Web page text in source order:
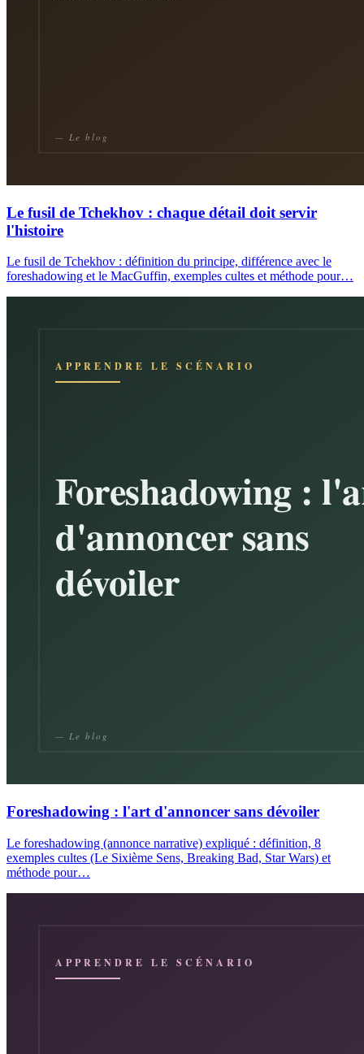
Le fusil de Tchekhov : chaque détail doit servir
l'histoire
Le fusil de Tchekhov : définition du principe, différence avec le
foreshadowing et le MacGuffin, exemples cultes et méthode pour…
Foreshadowing : l'art d'annoncer sans dévoiler
Le foreshadowing (annonce narrative) expliqué : définition, 8
exemples cultes (Le Sixième Sens, Breaking Bad, Star Wars) et
méthode pour…